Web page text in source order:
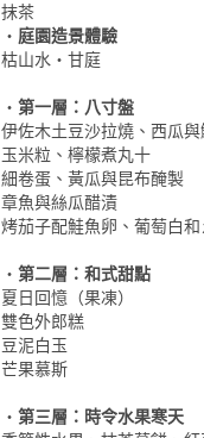
抹茶
・ 庭園造景體驗
枯山水・甘庭
・ 第一層：八寸盤
伊佐木土豆沙拉燒、西瓜
玉米粒、檸檬煮丸十
細卷蛋、黃瓜與昆布醃製
章魚與絲瓜醋漬
烤茄子配鮭魚卵、葡萄白和
・ 第二層：和式甜點
夏日回憶（果凍）
雙色外郎糕
豆泥白玉
芒果慕斯
・ 第三層：時令水果寒天